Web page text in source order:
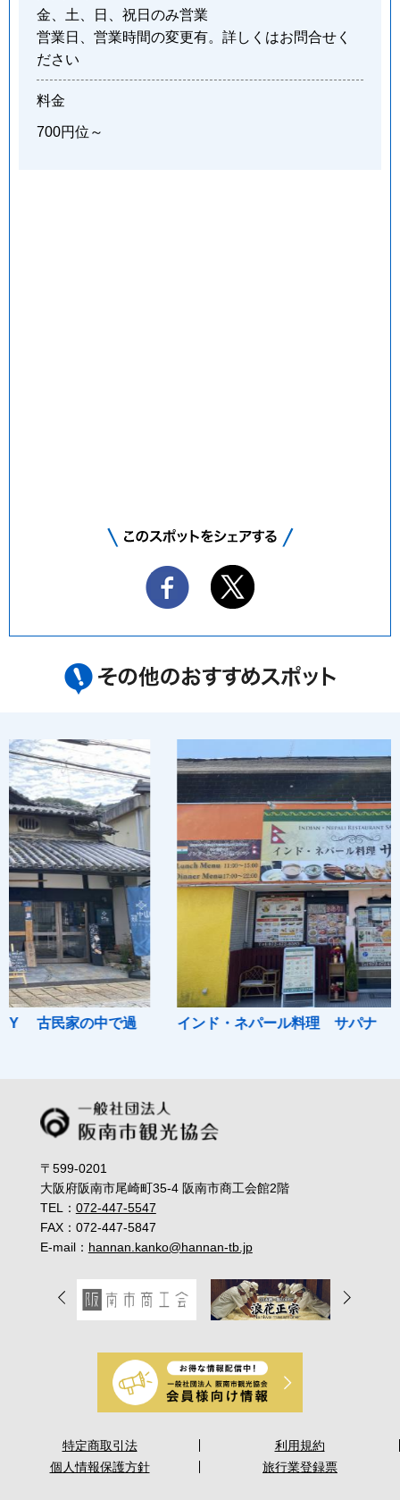
金、土、日、祝日のみ営業
営業日、営業時間の変更有。詳しくはお問合せく
ださい
料金
700円位～
で過 インド・ネパール料理 サパナ
〒599-0201
大阪府阪南市尾崎町35-4 阪南市商工会館2階
TEL： 072-447-5547
FAX：072-447-5847
E-mail： hannan.kanko@hannan-tb.jp
特定商取引法
利用規約
個人情報保護方針
旅行業登録票